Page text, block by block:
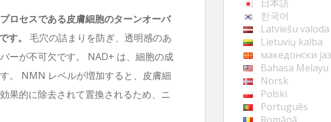
ロセスである皮膚細胞のターンオーバ
す。
毛穴の詰まりを防ぎ、透明感のあ
ーが不可欠です。 NAD+ は、細胞の成
。 NMN レベルが増加すると、皮膚細
果的に除去されて置換されるため、ニ
日本語
한국어
Latviešu valoda
Lietuvių kalba
македонски
Bahasa Melayu
Norsk
Polski
Português